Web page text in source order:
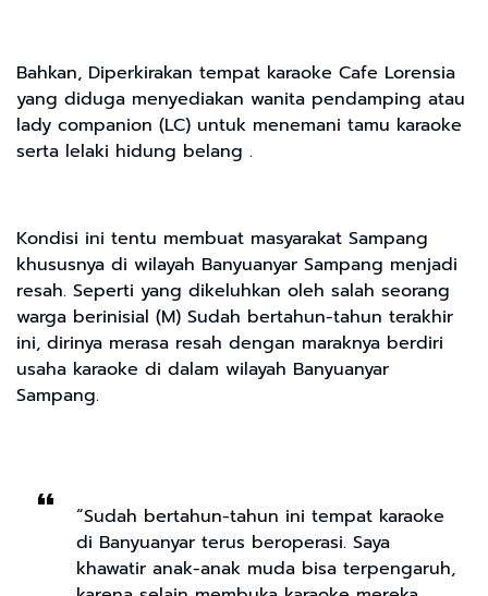
Bahkan, Diperkirakan tempat karaoke Cafe Lorensia
yang diduga menyediakan wanita pendamping atau
lady companion (LC) untuk menemani tamu karaoke
serta lelaki hidung belang .
Kondisi ini tentu membuat masyarakat Sampang
khususnya di wilayah Banyuanyar Sampang menjadi
resah. Seperti yang dikeluhkan oleh salah seorang
warga berinisial (M) Sudah bertahun-tahun terakhir
ini, dirinya merasa resah dengan maraknya berdiri
usaha karaoke di dalam wilayah Banyuanyar
Sampang.
“Sudah bertahun-tahun ini tempat karaoke
di Banyuanyar terus beroperasi. Saya
khawatir anak-anak muda bisa terpengaruh,